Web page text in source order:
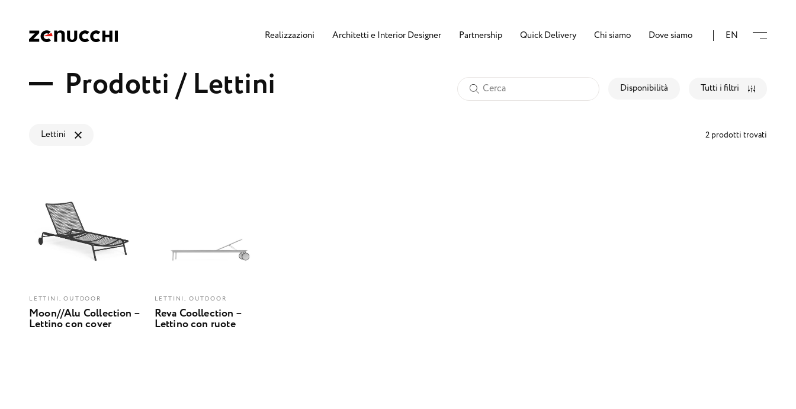
Realizzazioni Architetti e Interior Designer Partnership Quick Delivery Chi siamo Dove siamo EN
Prodotti/Lettini Disponibilità Tutti i filtri
Lettini 2 prodotti trovati
LETTINI, OUTDOOR
Moon//Alu Collection –
Lettino con cover
LETTINI, OUTDOOR
Reva Coollection –
Lettino con ruote